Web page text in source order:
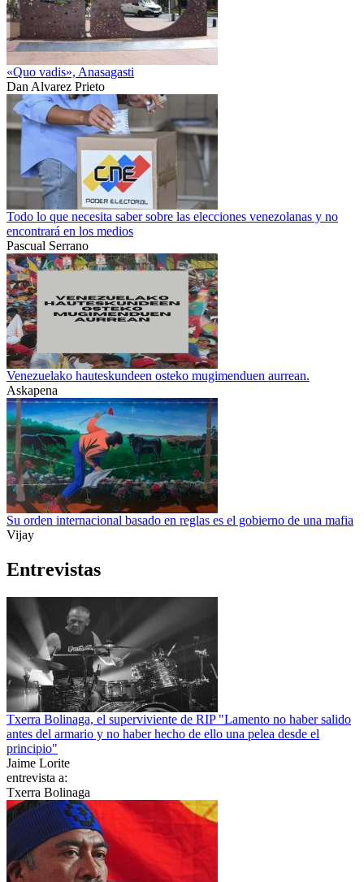
«Quo vadis», Anasagasti
Dan Alvarez Prieto
Todo lo que necesita saber sobre las elecciones venezolanas y no
encontrará en los medios
Pascual Serrano
Venezuelako hauteskundeen osteko mugimenduen aurrean.
Askapena
Su orden internacional basado en reglas es el gobierno de una mafia
Vijay
Entrevistas
Txerra Bolinaga, el superviviente de RIP "Lamento no haber salido
antes del armario y no haber hecho de ello una pelea desde el
principio"
Jaime Lorite
entrevista a:
Txerra Bolinaga